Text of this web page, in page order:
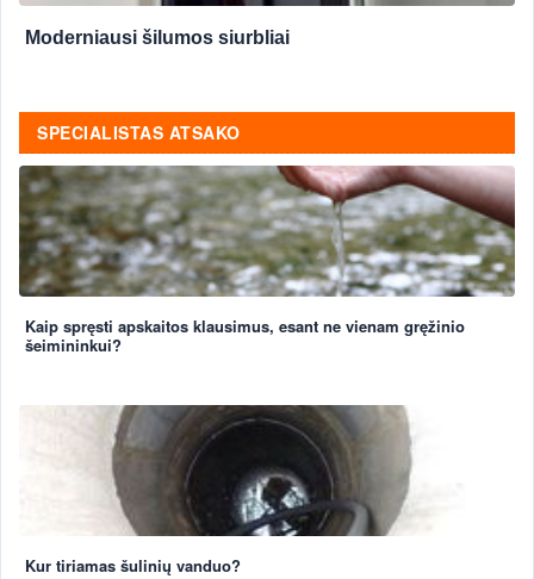
Moderniausi šilumos siurbliai
SPECIALISTAS ATSAKO
Kaip spręsti apskaitos klausimus, esant ne vienam gręžinio
šeimininkui?
Kur tiriamas šulinių vanduo?